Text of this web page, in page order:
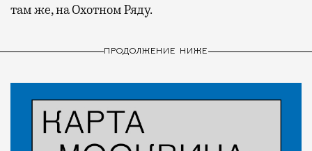
там же, на Охотном Ряду.
ПРОДОЛЖЕНИЕ НИЖЕ